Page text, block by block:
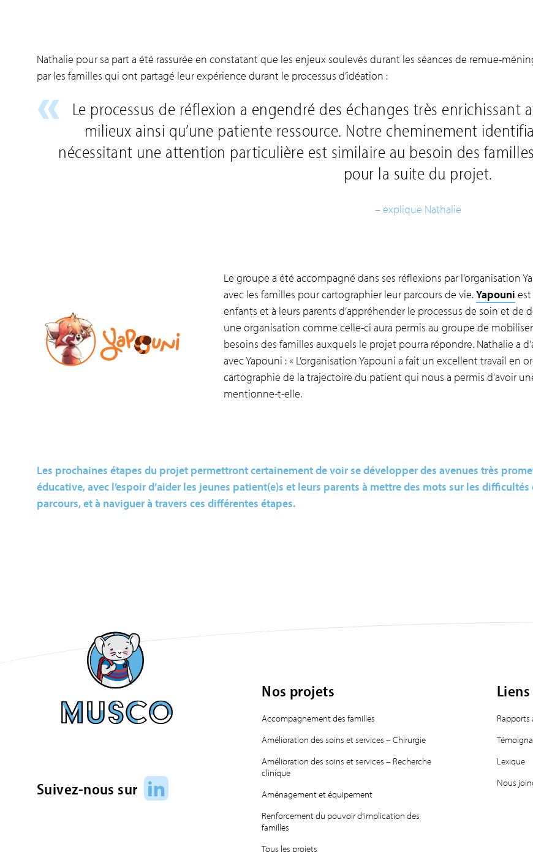
Nathalie pour sa part a été rassurée en constatant que les enjeux soulevés durant les séances de remue-
par les familles qui ont partagé leur expérience durant le processus d’idéation :
Le processus de réflexion a engendré des échanges très enrichissant
milieux ainsi qu’une patiente ressource. Notre cheminement
nécessitant une attention particulière est similaire au besoin des
pour la suite du projet.
– explique Nathalie
Le groupe a été accompagné dans ses réflexions par l’organisation
avec les familles pour cartographier leur parcours de vie.Yapouni
enfants et à leurs parents d’appréhender le processus de soin et de
une organisation comme celle-ci aura permis au groupe de
besoins des familles auxquels le projet pourra répondre. Nathalie a
avec Yapouni : « L’organisation Yapouni a fait un excellent travail
cartographie de la trajectoire du patient qui nous a permis d’avoir
mentionne-t-elle.
Les prochaines étapes du projet permettront certainement de voir se développer des avenues très
éducative, avec l’espoir d’aider les jeunes patient(e)s et leurs parents à mettre des mots sur les
parcours, et à naviguer à travers ces différentes étapes.
Suivez-nous sur LinkedIn
Nos projets
Accompagnement des familles
Amélioration des soins et services – Chirurgie
Amélioration des soins et services – Recherche
clinique
Aménagement et équipement
Renforcement du pouvoir d’implication des
familles
Tous les projets
Rapports
Lexique
Nous